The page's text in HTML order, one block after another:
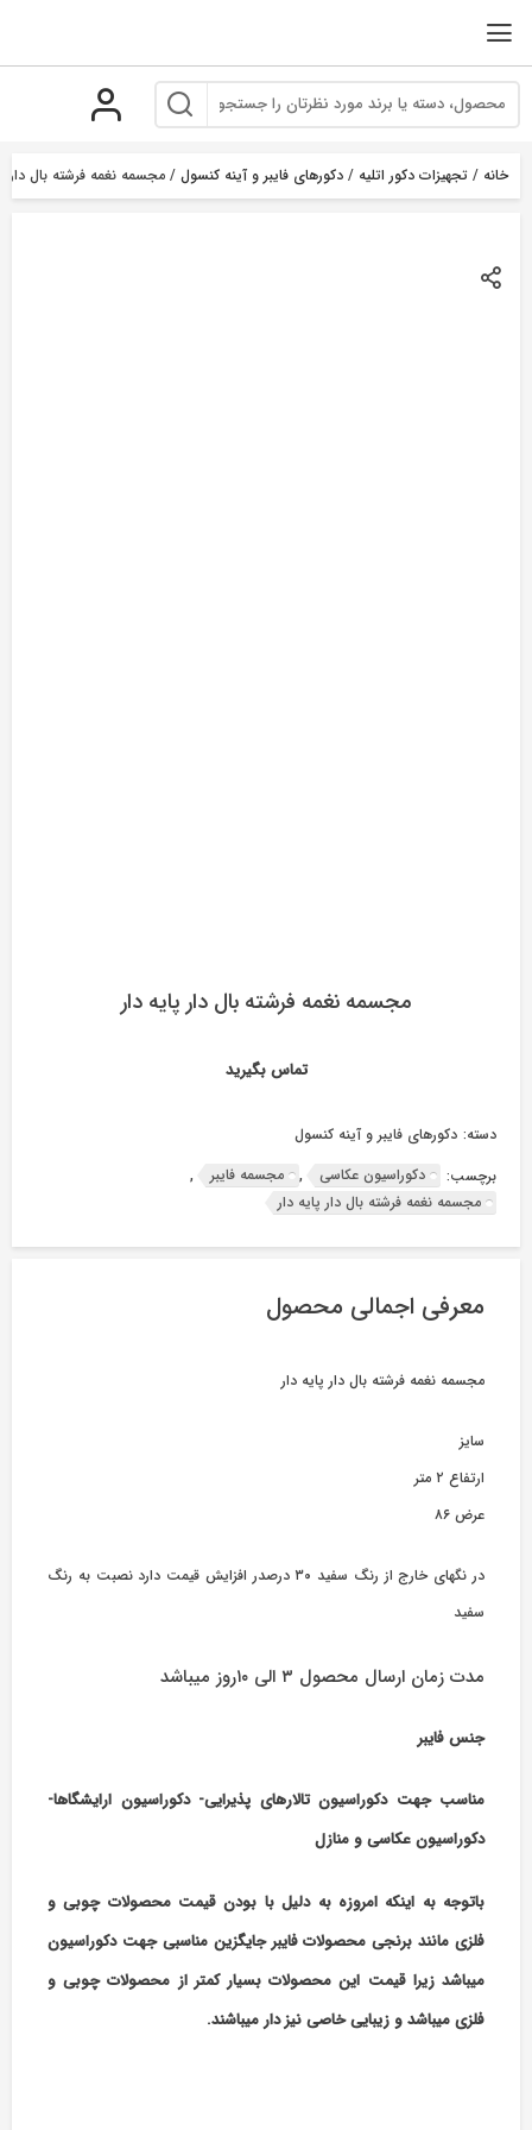
خانه / تجهیزات دکور اتلیه / دکورهای فایبر و آینه کنسول / مجسمه نغمه فرشته بال دار
مجسمه نغمه فرشته بال دار پایه دار
تماس بگیرید
دسته: دکورهای فایبر و آینه کنسول
برچسب:
دکوراسیون عکاسی , مجسمه فایبر
,
مجسمه نغمه فرشته بال دار پایه دار
معرفی اجمالی محصول
مجسمه نغمه فرشته بال دار پایه دار
سایز
ارتفاع ۲ متر
عرض ۸۶
در نگهای خارج از رنگ سفید ۳۰ درصدر افزایش قیمت دارد نصبت به رنگ
سفید
مدت زمان ارسال محصول ۳ الی ۱۰روز میباشد
جنس فایبر
مناسب جهت دکوراسیون تالارهای پذیرایی- دکوراسیون ارایشگاها-
دکوراسیون عکاسی و منازل
باتوجه به اینکه امروزه به دلیل با بودن قیمت محصولات چوبی و
فلزی مانند برنجی محصولات فایبر جایگزین مناسبی جهت دکوراسیون
میباشد زیرا قیمت این محصولات بسیار کمتر از محصولات چوبی و
فلزی میباشد و زیبایی خاصی نیز دار میباشند.